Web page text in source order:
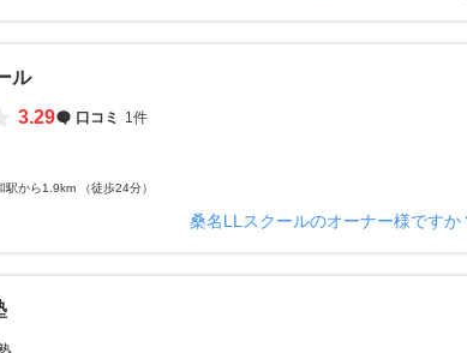
ル
3.29
口コミ 1件
駅から1.9km （徒歩24分）
桑名LLスクールのオーナー様ですか